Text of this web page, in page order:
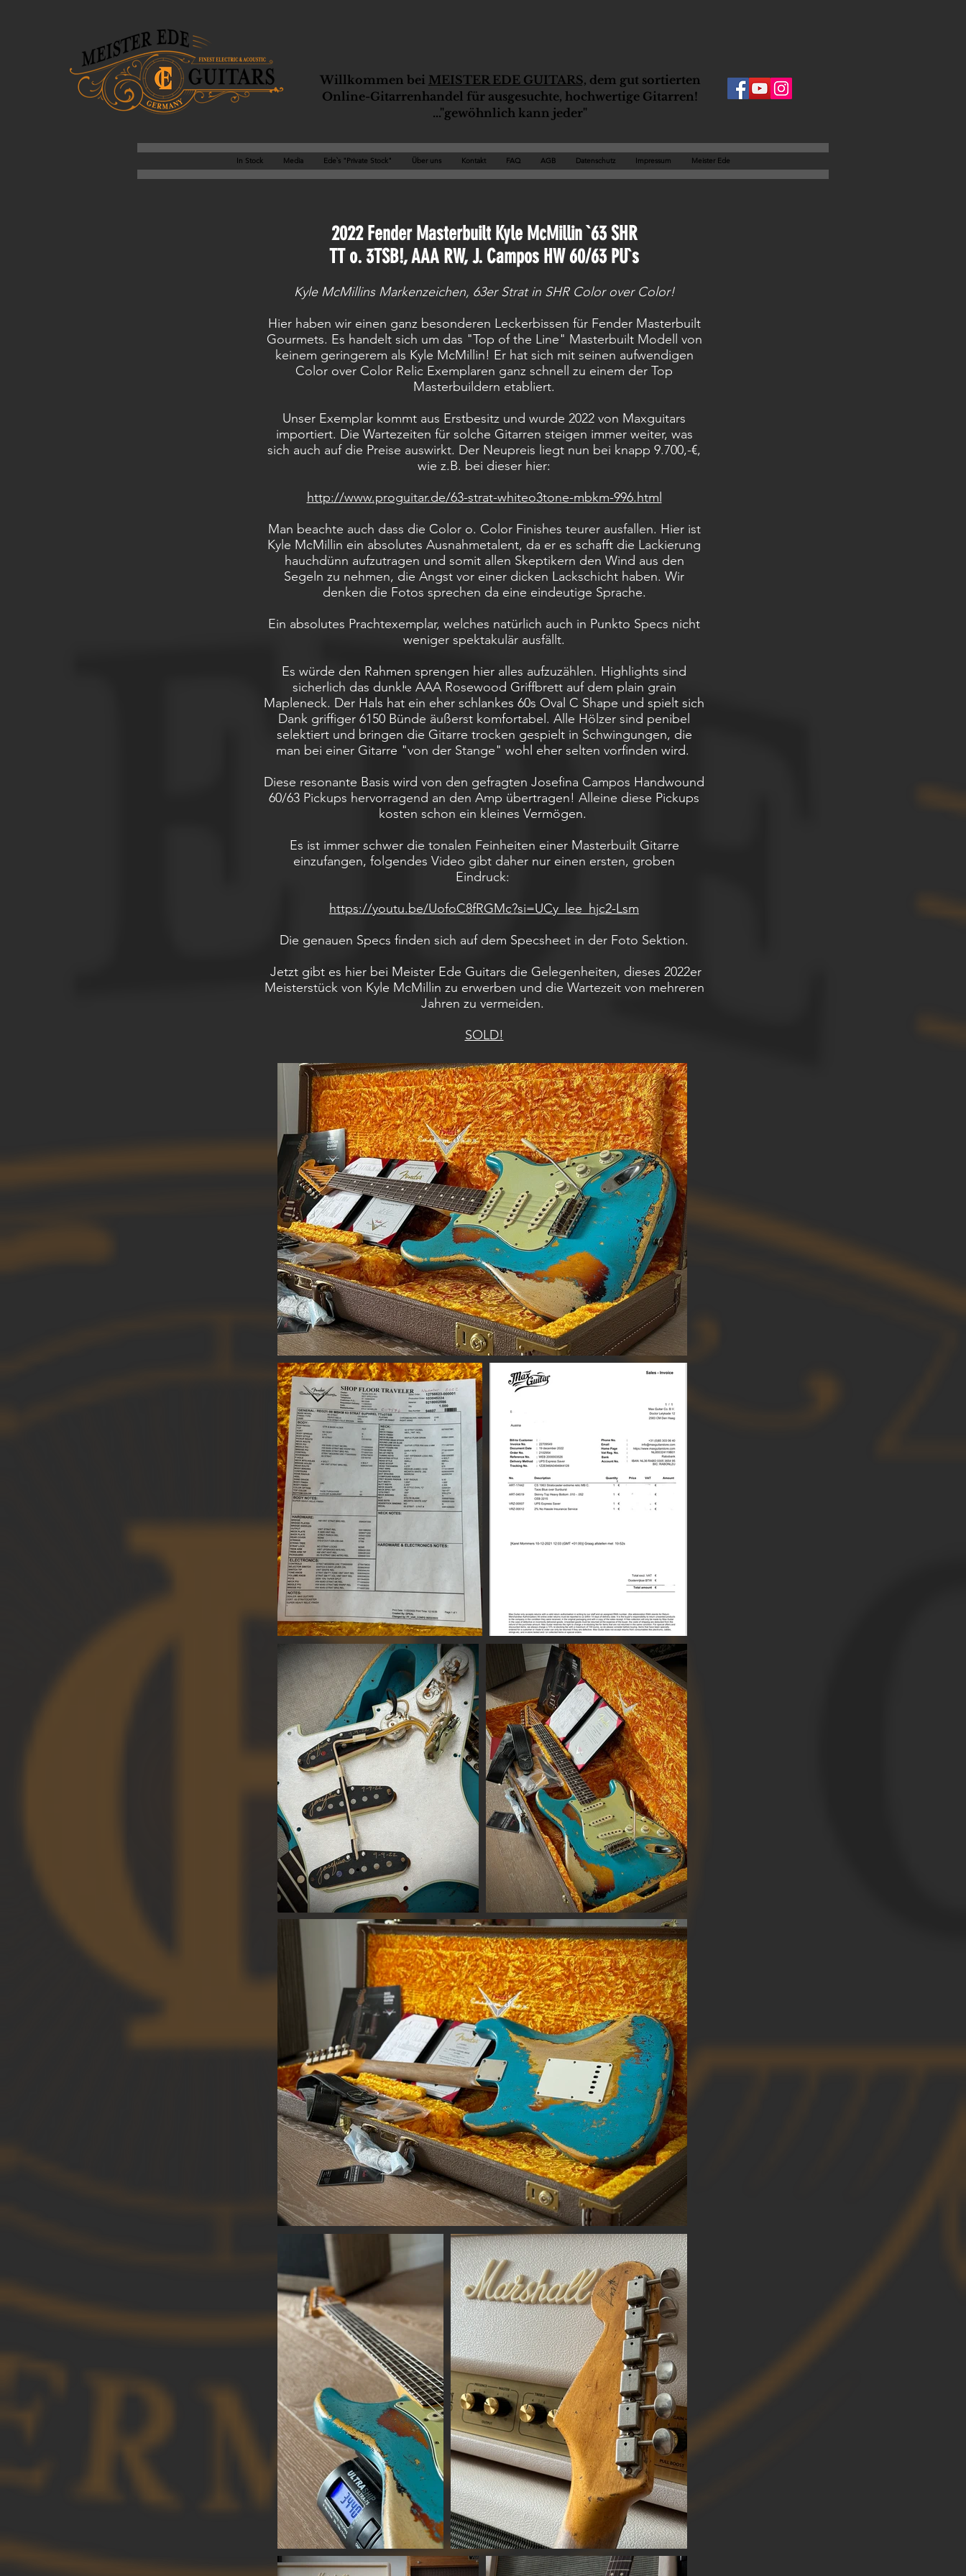
Willkommen bei MEISTER EDE GUITARS, dem gut sortierten
Online-Gitarrenhandel für ausgesuchte, hochwertige Gitarren!
..."gewöhnlich kann jeder"
In Stock Media Ede`s "Private Stock" Über uns Kontakt FAQ AGB Datenschutz Impressum Meister Ede
2022 Fender Masterbuilt Kyle McMillin `63 SHR
TT o. 3TSB!, AAA RW, J. Campos HW 60/63 PU`s
Kyle McMillins Markenzeichen, 63er Strat in SHR Color over Color!
Hier haben wir einen ganz besonderen Leckerbissen für Fender Masterbuilt
Gourmets. Es handelt sich um das "Top of the Line" Masterbuilt Modell von
keinem geringerem als Kyle McMillin! Er hat sich mit seinen aufwendigen
Color over Color Relic Exemplaren ganz schnell zu einem der Top
Masterbuildern etabliert.
Unser Exemplar kommt aus Erstbesitz und wurde 2022 von Maxguitars
importiert. Die Wartezeiten für solche Gitarren steigen immer weiter, was
sich auch auf die Preise auswirkt. Der Neupreis liegt nun bei knapp 9.700,-€,
wie z.B. bei dieser hier:
http://www.proguitar.de/63-strat-whiteo3tone-mbkm-996.html
Man beachte auch dass die Color o. Color Finishes teurer ausfallen. Hier ist
Kyle McMillin ein absolutes Ausnahmetalent, da er es schafft die Lackierung
hauchdünn aufzutragen und somit allen Skeptikern den Wind aus den
Segeln zu nehmen, die Angst vor einer dicken Lackschicht haben. Wir
denken die Fotos sprechen da eine eindeutige Sprache.
Ein absolutes Prachtexemplar, welches natürlich auch in Punkto Specs nicht
weniger spektakulär ausfällt.
Es würde den Rahmen sprengen hier alles aufzuzählen. Highlights sind
sicherlich das dunkle AAA Rosewood Griffbrett auf dem plain grain
Mapleneck. Der Hals hat ein eher schlankes 60s Oval C Shape und spielt sich
Dank griffiger 6150 Bünde äußerst komfortabel. Alle Hölzer sind penibel
selektiert und bringen die Gitarre trocken gespielt in Schwingungen, die
man bei einer Gitarre "von der Stange" wohl eher selten vorfinden wird.
Diese resonante Basis wird von den gefragten Josefina Campos Handwound
60/63 Pickups hervorragend an den Amp übertragen! Alleine diese Pickups
kosten schon ein kleines Vermögen.
Es ist immer schwer die tonalen Feinheiten einer Masterbuilt Gitarre
einzufangen, folgendes Video gibt daher nur einen ersten, groben
Eindruck:
https://youtu.be/UofoC8fRGMc?si=UCy_lee_hjc2-Lsm
Die genauen Specs finden sich auf dem Specsheet in der Foto Sektion.
Jetzt gibt es hier bei Meister Ede Guitars die Gelegenheiten, dieses 2022er
Meisterstück von Kyle McMillin zu erwerben und die Wartezeit von mehreren
Jahren zu vermeiden.
SOLD!